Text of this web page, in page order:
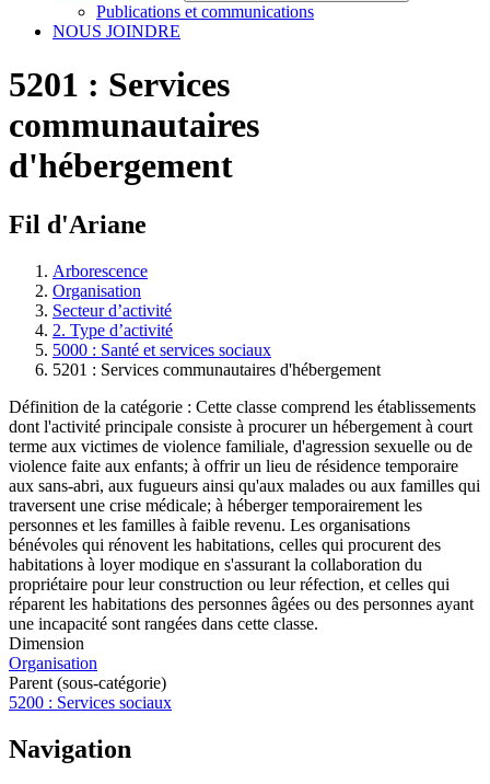
Publications et communications
NOUS JOINDRE
5201 : Services
communautaires
d'hébergement
Fil d'Ariane
Arborescence
Organisation
Secteur d’activité
2. Type d’activité
5000 : Santé et services sociaux
5201 : Services communautaires d'hébergement
Définition de la catégorie : Cette classe comprend les établissements
dont l'activité principale consiste à procurer un hébergement à court
terme aux victimes de violence familiale, d'agression sexuelle ou de
violence faite aux enfants; à offrir un lieu de résidence temporaire
aux sans-abri, aux fugueurs ainsi qu'aux malades ou aux familles qui
traversent une crise médicale; à héberger temporairement les
personnes et les familles à faible revenu. Les organisations
bénévoles qui rénovent les habitations, celles qui procurent des
habitations à loyer modique en s'assurant la collaboration du
propriétaire pour leur construction ou leur réfection, et celles qui
réparent les habitations des personnes âgées ou des personnes ayant
une incapacité sont rangées dans cette classe.
Dimension
Organisation
Parent (sous-catégorie)
5200 : Services sociaux
Navigation